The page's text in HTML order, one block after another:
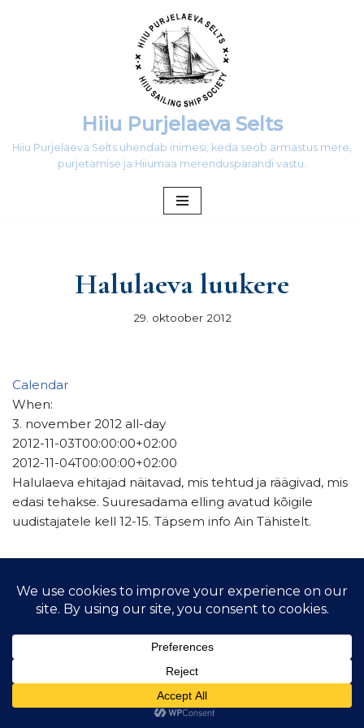
Hiiu Purjelaeva Selts
Hiiu Purjelaeva Selts ühendab inimesi, keda seob armastus mere,
purjetamise ja Hiiumaa merenduspärandi vastu.
Halulaeva luukere
29. oktoober 2012
Calendar
When:
3. november 2012 all-day
2012-11-03T00:00:00+02:00
2012-11-04T00:00:00+02:00
Halulaeva ehitajad näitavad, mis tehtud ja räägivad, mis
edasi tehakse. Suuresadama elling avatud kõigile
uudistajatele kell 12-15. Täpsem info Ain Tähistelt.
© 2021 Hiiu Purjelaeva Selts MTÜ